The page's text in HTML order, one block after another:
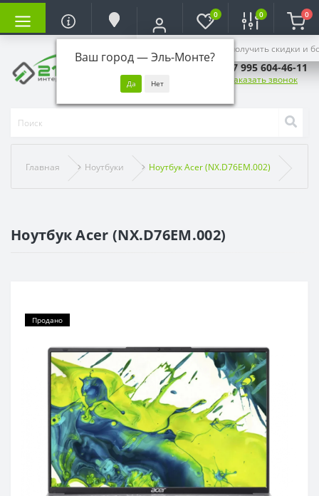
Ваш город —Эль-Монте?
Войдите, чтобы получить скидки и
0 0 0
+7 995 604-46-11
Заказать звонок
Главная Ноутбуки Ноутбук Acer (NX.D76EM.002)
Ноутбук Acer (NX.D76EM.002)
Продано